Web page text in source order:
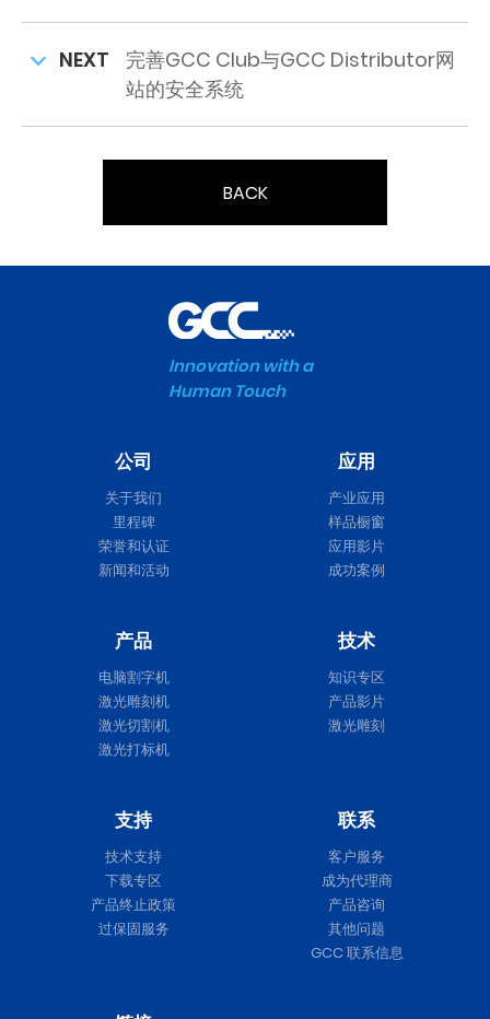
NEXT
完善GCC Club与GCC Distributor网
站的安全系统
BACK
Innovation with a
Human Touch
公司
关于我们
里程碑
荣誉和认证
新闻和活动
应用
产业应用
样品橱窗
应用影片
成功案例
产品
电脑割字机
激光雕刻机
激光切割机
激光打标机
技术
知识专区
产品影片
激光雕刻
支持
技术支持
下载专区
产品终止政策
过保固服务
联系
客户服务
成为代理商
产品咨询
其他问题
GCC 联系信息